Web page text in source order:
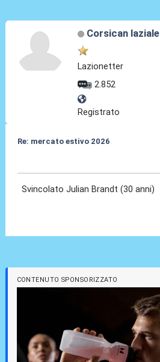
Corsican laziale
Lazionetter
2.852
Registrato
Re: mercato estivo 2026
Svincolato Julian Brandt (30 anni)
CONTENUTO SPONSORIZZATO